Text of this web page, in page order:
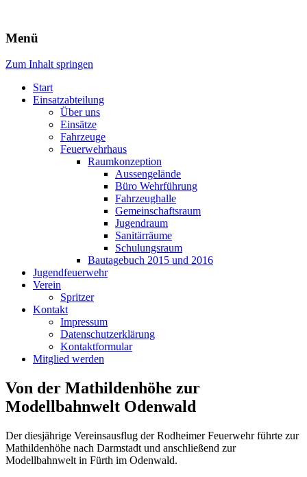
Freiwillige Feuerwehr Rodheim
v.d.H.
Menü
Zum Inhalt springen
Start
Einsatzabteilung
Über uns
Einsätze
Fahrzeuge
Feuerwehrhaus
Raumkonzeption
Aussengelände
Büro Wehrführung
Fahrzeughalle
Gemeinschaftsraum
Jugendraum
Sanitärräume
Schulungsraum
Bautagebuch 2015 und 2016
Jugendfeuerwehr
Verein
Spritzer
Kontakt
Impressum
Datenschutzerklärung
Kontaktformular
Mitglied werden
Von der Mathildenhöhe zur
Modellbahnwelt Odenwald
Der diesjährige Vereinsausflug der Rodheimer Feuerwehr führte zur
Mathildenhöhe nach Darmstadt und anschließend zur
Modellbahnwelt in Fürth im Odenwald.